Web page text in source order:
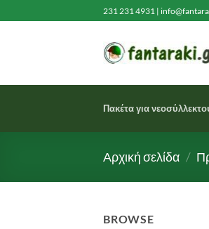
στο
231 231 4931 |
Πακέτα για
Αρχική σελίδα /
BROWSE